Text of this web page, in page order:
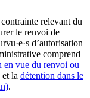
relevant du
le renvoi de
d’autorisation
comprend
en vue du renvoi ou
la détention dans le
.